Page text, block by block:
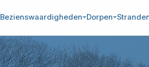
Bezienswaardigheden Dorpen